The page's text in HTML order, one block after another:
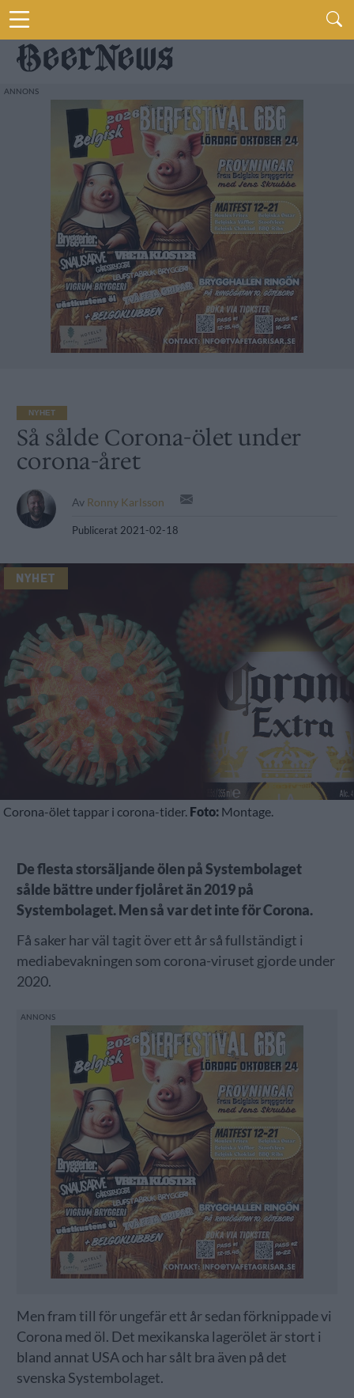
NYHET
Så sålde Corona-ölet under
corona-året
Av Ronny Karlsson
Publicerat 2021-02-18
NYHET
Corona-ölet tappar i corona-tider. Foto: Montage.
De flesta storsäljande ölen på Systembolaget
sålde bättre under fjolåret än 2019 på
Systembolaget. Men så var det inte för Corona.
Få saker har väl tagit över ett år så fullständigt i
mediabevakningen som corona-viruset gjorde under
2020.
Men fram till för ungefär ett år sedan förknippade vi
Corona med öl. Det mexikanska lagerölet är stort i
bland annat USA och har sålt bra även på det
svenska Systembolaget.